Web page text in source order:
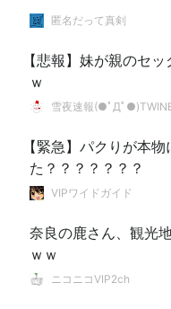
匿名だって真剣
【悲報】妹が親のセ
ｗ
雪夜速報(●ﾟДﾟ
【緊急】パクりが本
た？？？？？？？
VIPワイドガイド
奈良の鹿さん、観光
ｗｗ
ニコニコVIP2ch